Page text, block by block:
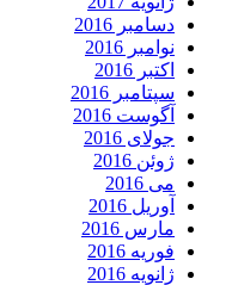
دسامبر 2016
نوامبر 2016
اکتبر 2016
سپتامبر 2016
آگوست 2016
جولای 2016
ژوئن 2016
می 2016
آوریل 2016
مارس 2016
فوریه 2016
ژانویه 2016